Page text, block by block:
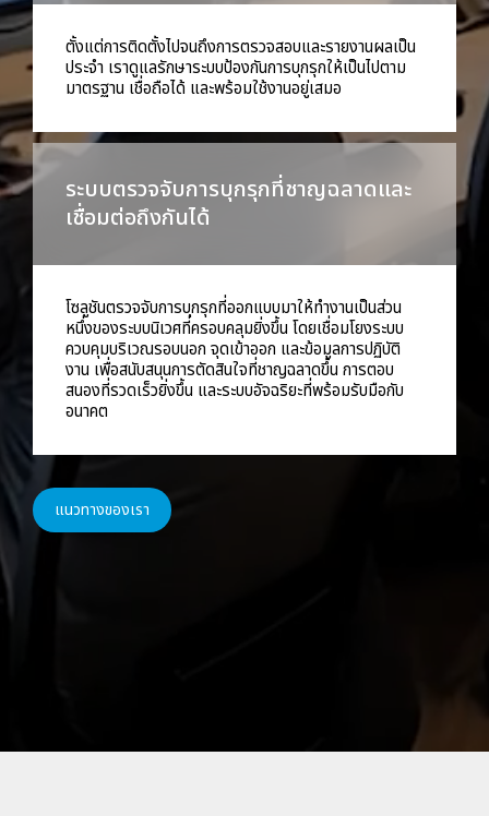
ตั้งแต่การติดตั้งไปจนถึงการตรวจสอบและรายงานผลเป็น
ประจำ เราดูแลรักษาระบบป้องกันการบุกรุกให้เป็นไปตาม
มาตรฐาน เชื่อถือได้ และพร้อมใช้งานอยู่เสมอ
ระบบตรวจจับการบุกรุกที่ชาญฉลาดและ
เชื่อมต่อถึงกันได้
โซลูชันตรวจจับการบุกรุกที่ออกแบบมาให้ทำงานเป็นส่วน
หนึ่งของระบบนิเวศที่ครอบคลุมยิ่งขึ้น โดยเชื่อมโยงระบบ
ควบคุมบริเวณรอบนอก จุดเข้าออก และข้อมูลการปฏิบัติ
งาน เพื่อสนับสนุนการตัดสินใจที่ชาญฉลาดขึ้น การตอบ
สนองที่รวดเร็วยิ่งขึ้น และระบบอัจฉริยะที่พร้อมรับมือกับ
อนาคต
แนวทางของเรา